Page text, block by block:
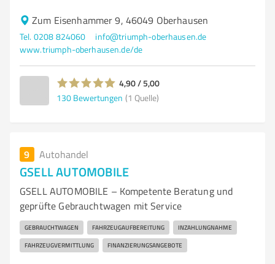
Zum Eisenhammer 9, 46049 Oberhausen
Tel. 0208 824060
info@triumph-oberhausen.de
www.triumph-oberhausen.de/de
4,90 / 5,00
130 Bewertungen (1 Quelle)
9 Autohandel
GSELL AUTOMOBILE
GSELL AUTOMOBILE – Kompetente Beratung und
geprüfte Gebrauchtwagen mit Service
GEBRAUCHTWAGEN FAHRZEUGAUFBEREITUNG INZAHLUNGNAHME
FAHRZEUGVERMITTLUNG FINANZIERUNGSANGEBOTE